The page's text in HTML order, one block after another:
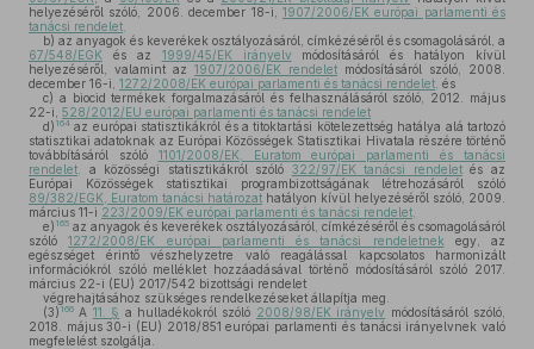
helyezéséről szóló, 2006. december 18-i, 1907/2006/EK európai parlamenti és
tanácsi rendelet,
b) az anyagok és keverékek osztályozásáról, címkézéséről és csomagolásáról, a
67/548/EGK és az 1999/45/EK irányelv módosításáról és hatályon kívül
helyezéséről, valamint az 1907/2006/EK rendelet módosításáról szóló, 2008.
december 16-i, 1272/2008/EK európai parlamenti és tanácsi rendelet, és
c) a biocid termékek forgalmazásáról és felhasználásáról szóló, 2012. május
22-i, 528/2012/EU európai parlamenti és tanácsi rendelet
d) 164 az európai statisztikákról és a titoktartási kötelezettség hatálya alá tartozó
statisztikai adatoknak az Európai Közösségek Statisztikai Hivatala részére történő
továbbításáról szóló 1101/2008/EK, Euratom európai parlamenti és tanácsi
rendelet,
a közösségi statisztikákról szóló 322/97/EK tanácsi rendeletés az
Európai Közösségek statisztikai programbizottságának létrehozásáról szóló
89/382/EGK, Euratom tanácsi határozat hatályon kívül helyezéséről szóló, 2009.
március 11-i 223/2009/EK európai parlamenti és tanácsi rendelet,
e) 165 az anyagok és keverékek osztályozásáról, címkézéséről és csomagolásáról
szóló1272/2008/EK európai parlamenti és tanácsi rendeletnek egy, az
egészséget érintő vészhelyzetre való reagálással kapcsolatos harmonizált
információkról szóló melléklet hozzáadásával történő módosításáról szóló 2017.
március 22-i (EU) 2017/542 bizottsági rendelet
végrehajtásához szükséges rendelkezéseket állapítja meg.
(3) 166 A 11. § a hulladékokról szóló 2008/98/EK irányelv módosításáról szóló,
2018. május 30-i (EU) 2018/851 európai parlamenti és tanácsi irányelvnek való
megfelelést szolgálja.